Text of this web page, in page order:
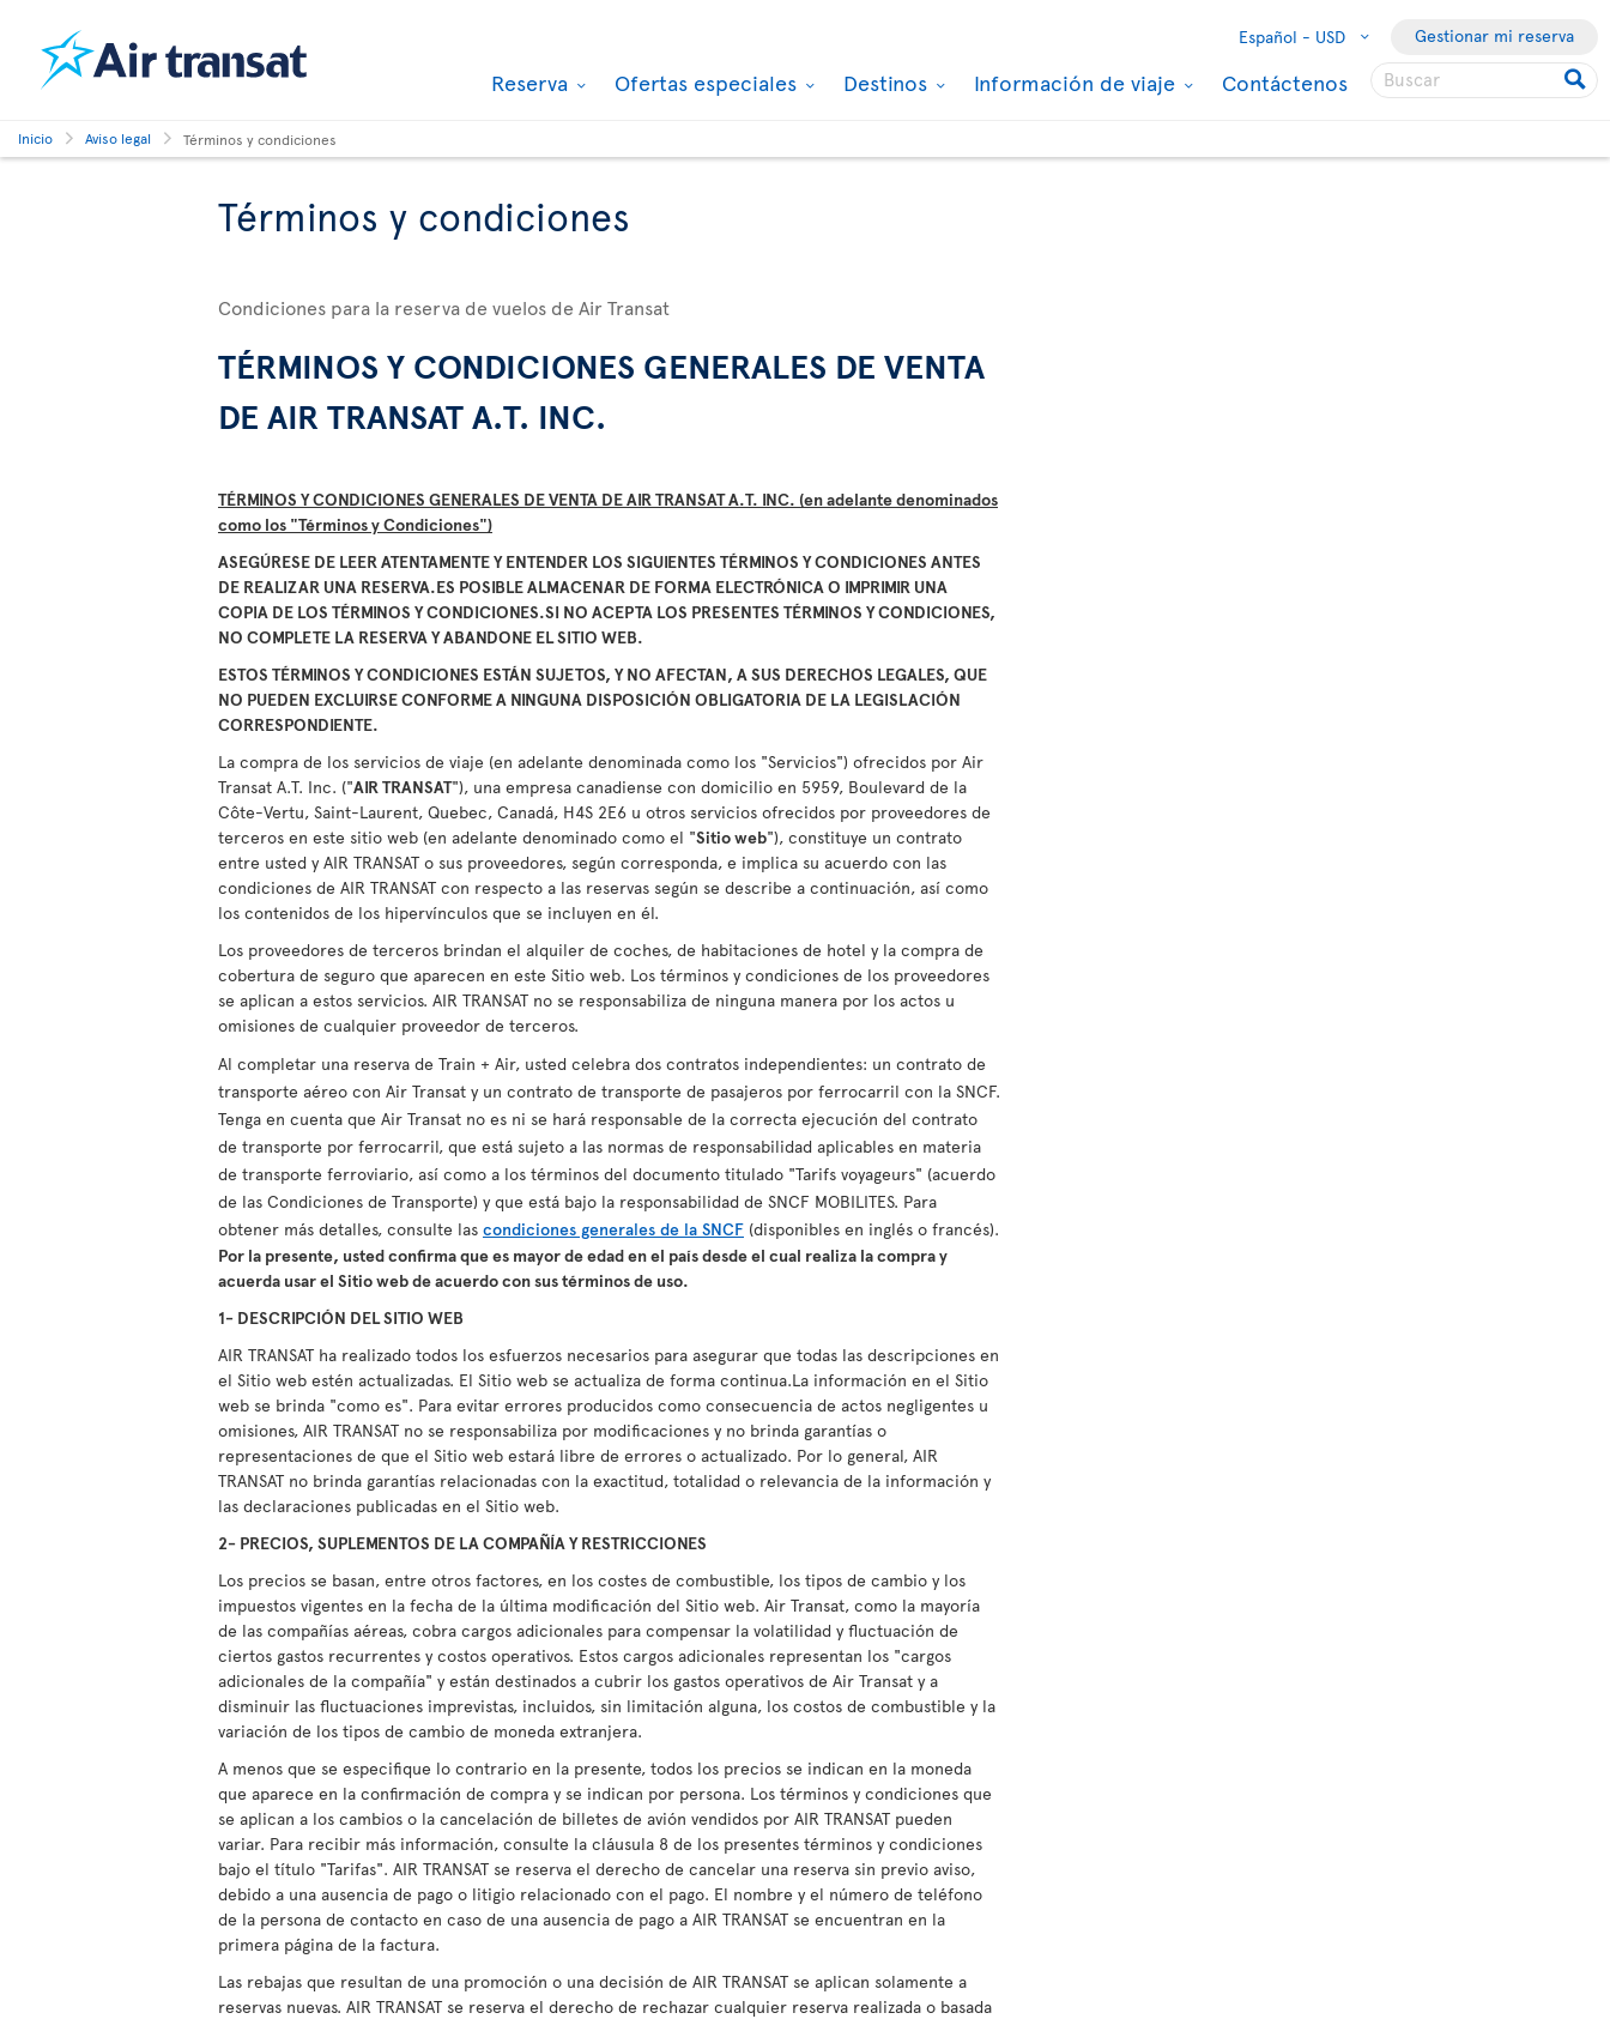
Español - USD Gestionar mi reserva
Reserva Ofertas especiales Destinos Información de viaje Contáctenos
Inicio Aviso legal Términos y condiciones
Términos y condiciones
Condiciones para la reserva de vuelos de Air Transat
TÉRMINOS Y CONDICIONES GENERALES DE VENTA
DE AIR TRANSAT A.T. INC.
TÉRMINOS Y CONDICIONES GENERALES DE VENTA DE AIR TRANSAT A.T. INC. (en adelante denominados
como los "Términos y Condiciones")
ASEGÚRESE DE LEER ATENTAMENTE Y ENTENDER LOS SIGUIENTES TÉRMINOS Y CONDICIONES ANTES
DE REALIZAR UNA RESERVA.ES POSIBLE ALMACENAR DE FORMA ELECTRÓNICA O IMPRIMIR UNA
COPIA DE LOS TÉRMINOS Y CONDICIONES.SI NO ACEPTA LOS PRESENTES TÉRMINOS Y CONDICIONES,
NO COMPLETE LA RESERVA Y ABANDONE EL SITIO WEB.
ESTOS TÉRMINOS Y CONDICIONES ESTÁN SUJETOS, Y NO AFECTAN, A SUS DERECHOS LEGALES, QUE
NO PUEDEN EXCLUIRSE CONFORME A NINGUNA DISPOSICIÓN OBLIGATORIA DE LA LEGISLACIÓN
CORRESPONDIENTE.
La compra de los servicios de viaje (en adelante denominada como los "Servicios") ofrecidos por Air
Transat A.T. Inc. ("AIR TRANSAT"), una empresa canadiense con domicilio en 5959, Boulevard de la
Côte-Vertu, Saint-Laurent, Quebec, Canadá, H4S 2E6 u otros servicios ofrecidos por proveedores de
terceros en este sitio web (en adelante denominado como el "Sitio web"), constituye un contrato
entre usted y AIR TRANSAT o sus proveedores, según corresponda, e implica su acuerdo con las
condiciones de AIR TRANSAT con respecto a las reservas según se describe a continuación, así como
los contenidos de los hipervínculos que se incluyen en él.
Los proveedores de terceros brindan el alquiler de coches, de habitaciones de hotel y la compra de
cobertura de seguro que aparecen en este Sitio web. Los términos y condiciones de los proveedores
se aplican a estos servicios. AIR TRANSAT no se responsabiliza de ninguna manera por los actos u
omisiones de cualquier proveedor de terceros.
Al completar una reserva de Train + Air, usted celebra dos contratos independientes: un contrato de
transporte aéreo con Air Transat y un contrato de transporte de pasajeros por ferrocarril con la SNCF.
Tenga en cuenta que Air Transat no es ni se hará responsable de la correcta ejecución del contrato
de transporte por ferrocarril, que está sujeto a las normas de responsabilidad aplicables en materia
de transporte ferroviario, así como a los términos del documento titulado "Tarifs voyageurs" (acuerdo
de las Condiciones de Transporte) y que está bajo la responsabilidad de SNCF MOBILITES. Para
obtener más detalles, consulte las condiciones generales de la SNCF (disponibles en inglés o francés).
Por la presente, usted confirma que es mayor de edad en el país desde el cual realiza la compra y
acuerda usar el Sitio web de acuerdo con sus términos de uso.
1- DESCRIPCIÓN DEL SITIO WEB
AIR TRANSAT ha realizado todos los esfuerzos necesarios para asegurar que todas las descripciones en
el Sitio web estén actualizadas. El Sitio web se actualiza de forma continua.La información en el Sitio
web se brinda "como es". Para evitar errores producidos como consecuencia de actos negligentes u
omisiones, AIR TRANSAT no se responsabiliza por modificaciones y no brinda garantías o
representaciones de que el Sitio web estará libre de errores o actualizado. Por lo general, AIR
TRANSAT no brinda garantías relacionadas con la exactitud, totalidad o relevancia de la información y
las declaraciones publicadas en el Sitio web.
2- PRECIOS, SUPLEMENTOS DE LA COMPAÑÍA Y RESTRICCIONES
Los precios se basan, entre otros factores, en los costes de combustible, los tipos de cambio y los
impuestos vigentes en la fecha de la última modificación del Sitio web. Air Transat, como la mayoría
de las compañías aéreas, cobra cargos adicionales para compensar la volatilidad y fluctuación de
ciertos gastos recurrentes y costos operativos. Estos cargos adicionales representan los "cargos
adicionales de la compañía" y están destinados a cubrir los gastos operativos de Air Transat y a
disminuir las fluctuaciones imprevistas, incluidos, sin limitación alguna, los costos de combustible y la
variación de los tipos de cambio de moneda extranjera.
A menos que se especifique lo contrario en la presente, todos los precios se indican en la moneda
que aparece en la confirmación de compra y se indican por persona. Los términos y condiciones que
se aplican a los cambios o la cancelación de billetes de avión vendidos por AIR TRANSAT pueden
variar. Para recibir más información, consulte la cláusula 8 de los presentes términos y condiciones
bajo el título "Tarifas". AIR TRANSAT se reserva el derecho de cancelar una reserva sin previo aviso,
debido a una ausencia de pago o litigio relacionado con el pago. El nombre y el número de teléfono
de la persona de contacto en caso de una ausencia de pago a AIR TRANSAT se encuentran en la
primera página de la factura.
Las rebajas que resultan de una promoción o una decisión de AIR TRANSAT se aplican solamente a
reservas nuevas. AIR TRANSAT se reserva el derecho de rechazar cualquier reserva realizada o basada